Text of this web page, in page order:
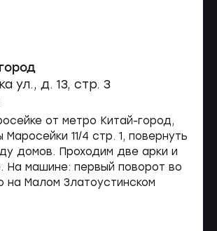
ул., д. 13, cтр. 3
от метро Китай-город,
11/4 стр. 1, повернуть
домов. Проходим две арки и
На машине: первый поворот во
на Малом Златоустинском